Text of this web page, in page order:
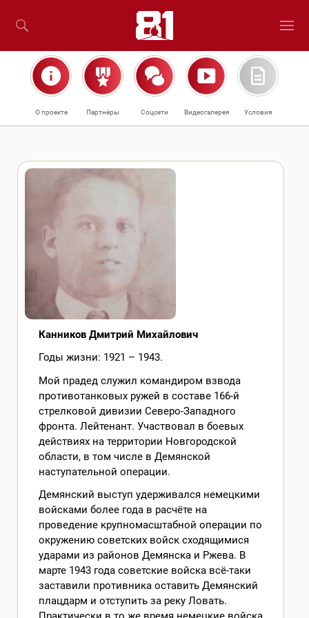
О проекте Партнёры Соцсети Видеогалерея Условия
Канников Дмитрий Михайлович
Годы жизни: 1921 – 1943.
Мой прадед служил командиром взвода
противотанковых ружей в составе 166-й
стрелковой дивизии Северо-Западного
фронта. Лейтенант. Участвовал в боевых
действиях на территории Новгородской
области, в том числе в Демянской
наступательной операции.
Демянский выступ удерживался немецкими
войсками более года в расчёте на
проведение крупномасштабной операции по
окружению советских войск сходящимися
ударами из районов Демянска и Ржева. В
марте 1943 года советские войска всё-таки
заставили противника оставить Демянский
плацдарм и отступить за реку Ловать.